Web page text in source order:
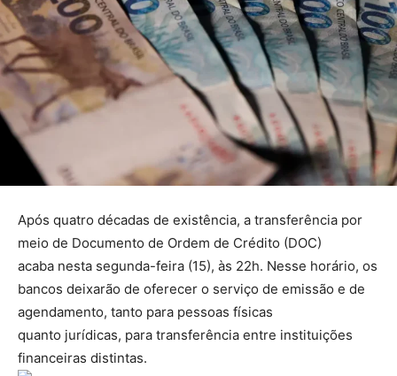
Após quatro décadas de existência, a transferência por
meio de Documento de Ordem de Crédito (DOC)
acaba nesta segunda-feira (15), às 22h. Nesse horário, os
bancos deixarão de oferecer o serviço de emissão e de
agendamento, tanto para pessoas físicas
quanto jurídicas, para transferência entre instituições
financeiras distintas.